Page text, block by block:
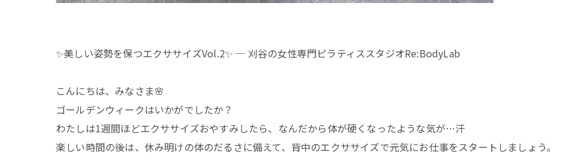
✨美しい姿勢を保つエクササイズVol.2✨ ─ 刈谷の女性専門ピラティススタジオRe:BodyLab
こんにちは、みなさま🌸
ゴールデンウィークはいかがでしたか？
わたしは1週間ほどエクササイズおやすみしたら、なんだから体が硬くなったような気が…汗
楽しい時間の後は、休み明けの体のだるさに備えて、背中のエクササイズで元気にお仕事をスタートしましょう。